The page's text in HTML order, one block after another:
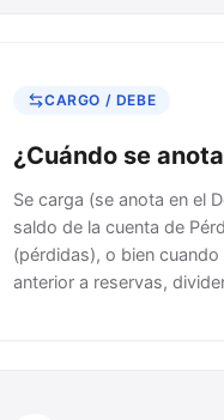
CARGO / DEBE
¿Cuándo se
Se carga (se anota en el
saldo de la cuenta de
(pérdidas), o bien
anterior a reservas,